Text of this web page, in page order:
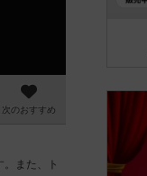
次のおすすめ
また、ト